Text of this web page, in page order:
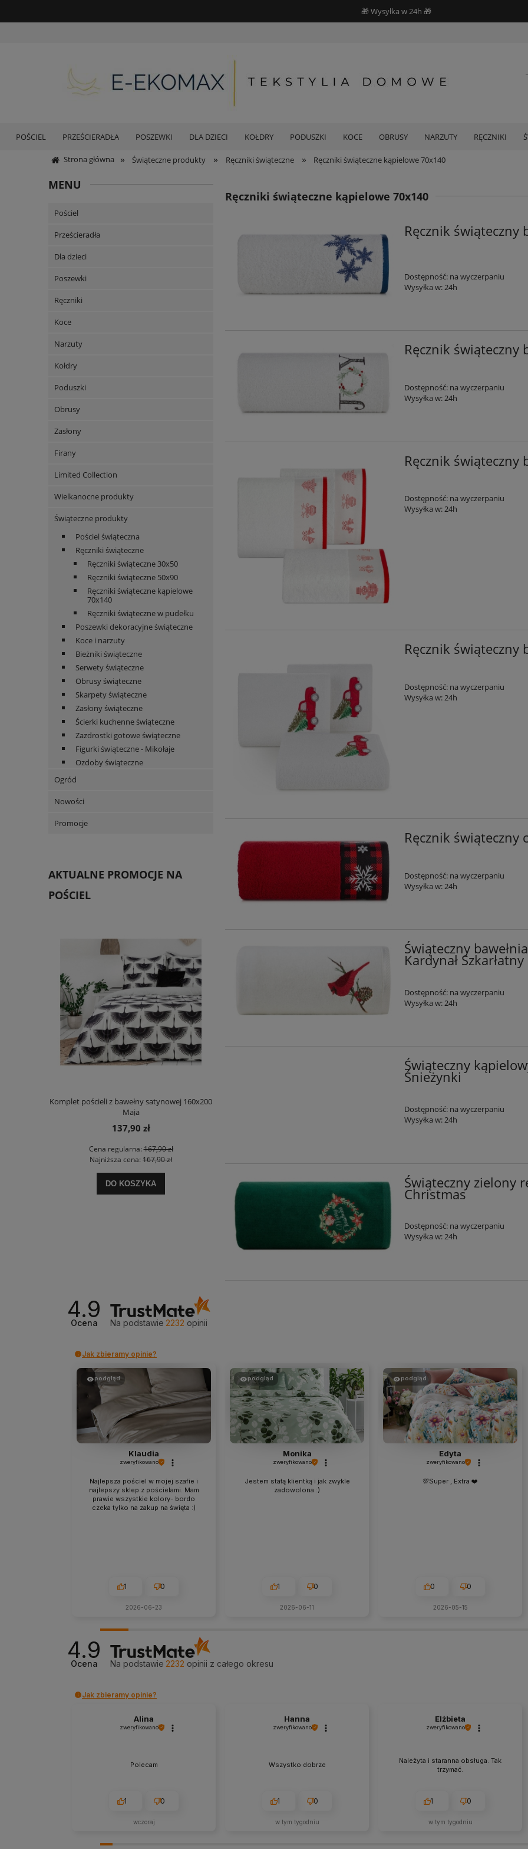
🎁 Wysyłka w 24h 🎁
POŚCIEL PRZEŚCIERADŁA POSZEWKI DLA DZIECI KOŁDRY PODUSZKI KOCE OBRUSY NARZUTY RĘCZNIKI
Strona główna » Świąteczne produkty » Ręczniki świąteczne » Ręczniki świąteczne kąpielowe 70x140
MENU
Pościel
Prześcieradła
Dla dzieci
Poszewki
Ręczniki
Koce
Narzuty
Kołdry
Poduszki
Obrusy
Zasłony
Firany
Limited Collection
Wielkanocne produkty
Świąteczne produkty
Pościel świąteczna
Ręczniki świąteczne
Ręczniki świąteczne 30x50
Ręczniki świąteczne 50x90
Ręczniki świąteczne kąpielowe
70x140
Ręczniki świąteczne w pudełku
Poszewki dekoracyjne świąteczne
Koce i narzuty
Bieżniki świąteczne
Serwety świąteczne
Obrusy świąteczne
Skarpety świąteczne
Zasłony świąteczne
Ścierki kuchenne świąteczne
Zazdrostki gotowe świąteczne
Figurki świąteczne - Mikołaje
Ozdoby świąteczne
Ogród
Nowości
Promocje
AKTUALNE PROMOCJE NA
POŚCIEL
pościeli z bawełny satynowej 160x200
Cena regularna:167,90 zł
Najniższa cena:167,90 zł
Komplet pościeli z bawełny satynowej 160x200
DO KOSZYKA
różyczki 220x200 Sonia
115,90 zł
DO KOSZYKA
Ręczniki świąteczne kąpielowe 70x140
Ręcznik świąteczny
Dostępność: na wyczerpaniu
Wysyłka w:24h
Ręcznik świąteczny
Dostępność: na wyczerpaniu
Wysyłka w:24h
Ręcznik świąteczny
Dostępność: na wyczerpaniu
Wysyłka w:24h
Ręcznik świąteczny
Dostępność: na wyczerpaniu
Wysyłka w:24h
Ręcznik świąteczny
Dostępność: na wyczerpaniu
Wysyłka w: 24h
Świąteczny
Kardynał Szkarłatny
Dostępność: na wyczerpaniu
Wysyłka w:24h
Świąteczny
Śnieżynki
Dostępność: na wyczerpaniu
Wysyłka w:24h
Świąteczny zielony
Christmas
Dostępność: na wyczerpaniu
Wysyłka w:24h
4.9
Ocena Na podstawie 2232 opinii
Jak zbieramy opinie?
podgląd
Klaudia
zweryfikowano
Najlepsza pościel w mojej szafie i
najlepszy sklep z pościelami. Mam
prawie wszystkie kolory- bordo
czeka tylko na zakup na święta :)
1 0
2026-06-23
podgląd
Monika
zweryfikowano
Jestem stałą klientką i jak zwykle
zadowolona :)
1 0
2026-06-11
podgląd
Edyta
zweryfikowano
💯Super , Extra ❤️
0 0
2026-05-15
4.9
Ocena Na podstawie 2232 opinii z całego okresu
Jak zbieramy opinie?
Alina
zweryfikowano
Polecam
1 0
wczoraj
Hanna
zweryfikowano
Wszystko dobrze
1 0
w tym tygodniu
Elżbieta
zweryfikowano
Należyta i staranna obsługa. Tak
trzymać.
1 0
w tym tygodniu